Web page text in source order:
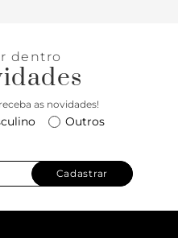
dentro
as novidades!
Outros
Cadastrar